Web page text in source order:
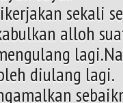
sekali
alloh
diulang lagi.